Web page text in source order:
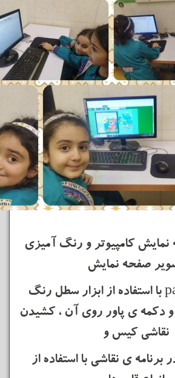
نمایش کامپیوتر و رنگ آمیزی
صفحه نمایش
دکمه ی پاور روی آن ، کشیدن
نقاشی کیس و
برنامه ی نقاشی با استفاده از